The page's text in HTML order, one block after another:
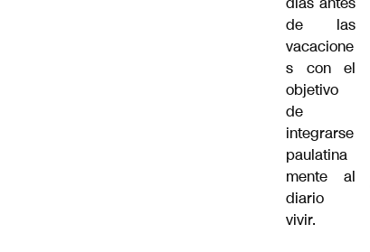
de las
vacacione
s con el
objetivo
de
integrarse
paulatina
mente al
diario
vivir.